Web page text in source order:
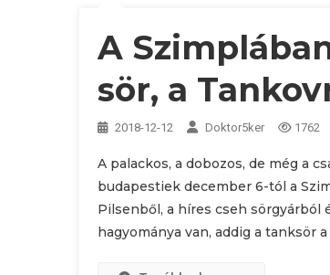
A
sör, a
2018-12-12 Doktor5ker 1762
A palackos, a dobozos, de még a
budapestiek december 6-tól a
Pilsenből, a híres cseh sörgyárból
hagyománya van, addig a tanksör